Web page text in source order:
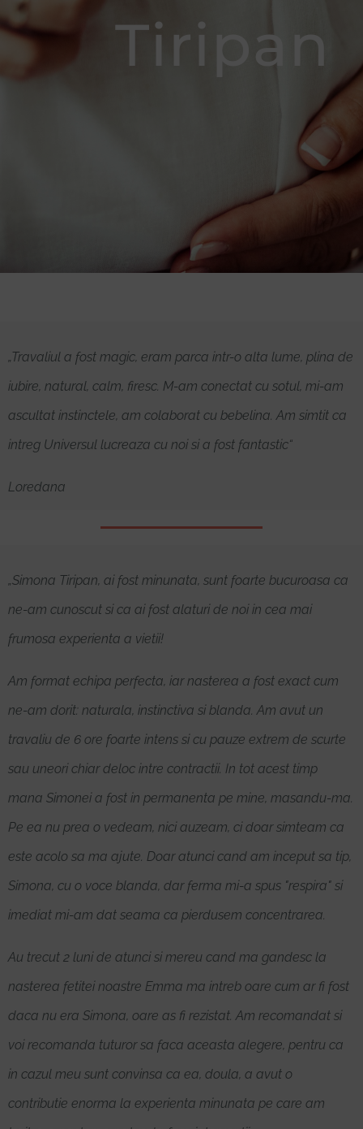
Tiripan
„Travaliul a fost magic, eram parca intr-o alta lume, plina de
iubire, natural, calm, firesc. M-am conectat cu sotul, mi-am
ascultat instinctele, am colaborat cu bebelina. Am simtit ca
intreg Universul lucreaza cu noi si a fost fantastic“
Loredana
„Simona Tiripan, ai fost minunata, sunt foarte bucuroasa ca
ne-am cunoscut si ca ai fost alaturi de noi in cea mai
frumosa experienta a vietii!
Am format echipa perfecta, iar nasterea a fost exact cum
ne-am dorit: naturala, instinctiva si blanda. Am avut un
travaliu de 6 ore foarte intens si cu pauze extrem de scurte
sau uneori chiar deloc intre contractii. In tot acest timp
mana Simonei a fost in permanenta pe mine, masandu-ma.
Pe ea nu prea o vedeam, nici auzeam, ci doar simteam ca
este acolo sa ma ajute. Doar atunci cand am inceput sa tip,
Simona, cu o voce blanda, dar ferma mi-a spus "respira" si
imediat mi-am dat seama ca pierdusem concentrarea.
Au trecut 2 luni de atunci si mereu cand ma gandesc la
nasterea fetitei noastre Emma ma intreb oare cum ar fi fost
daca nu era Simona, oare as fi rezistat. Am recomandat si
voi recomanda tuturor sa faca aceasta alegere, pentru ca
in cazul meu sunt convinsa ca ea, doula, a avut o
contributie enorma la experienta minunata pe care am